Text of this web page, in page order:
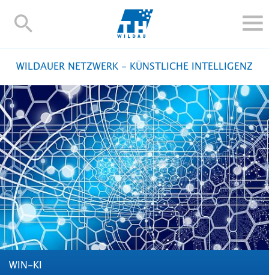
TH-
STUDIEREN UND WEITERBILDEN
FORSCHUNG UND TRANSFER
ALUMNI
HOCHSCHULE
INTERNATIONAL
BESCHÄFTIGTE
Blogs Kontakt und Anfahrt Webmail Moodle
TH Online-Portal Personensuche English
WILDAUER NETZWERK - KÜNSTLICHE INTELLIGENZ
WIN-KI